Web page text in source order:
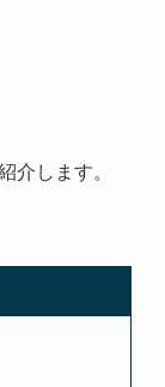
介します。